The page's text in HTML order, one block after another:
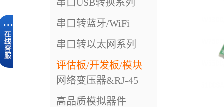
串口USB转换系列
串口转蓝牙/WiFi
串口转以太网系列
评估板/开发板/模块
网络变压器&RJ-45
高品质模拟器件